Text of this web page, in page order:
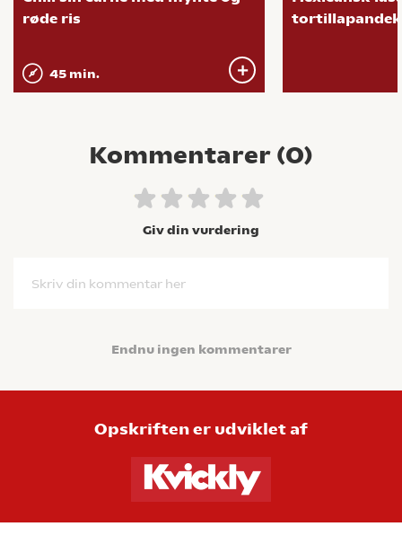
røde ris
45 min.
Kommentarer (0)
Giv din vurdering
Skriv din kommentar her
Endnu ingen kommentarer
Opskriften er udviklet af